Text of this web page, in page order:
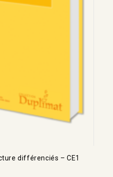
différenciés – CE1